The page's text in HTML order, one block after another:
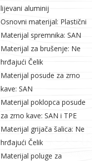
lijevani aluminij
Osnovni materijal: Plastični
Materijal spremnika: SAN
Materijal za brušenje: Ne
hrđajući Čelik
Materijal posude za zrno
kave: SAN
Materijal poklopca posude
za zrno kave: SAN i TPE
Materijal grijača šalica: Ne
hrđajući Čelik
Materijal poluge za